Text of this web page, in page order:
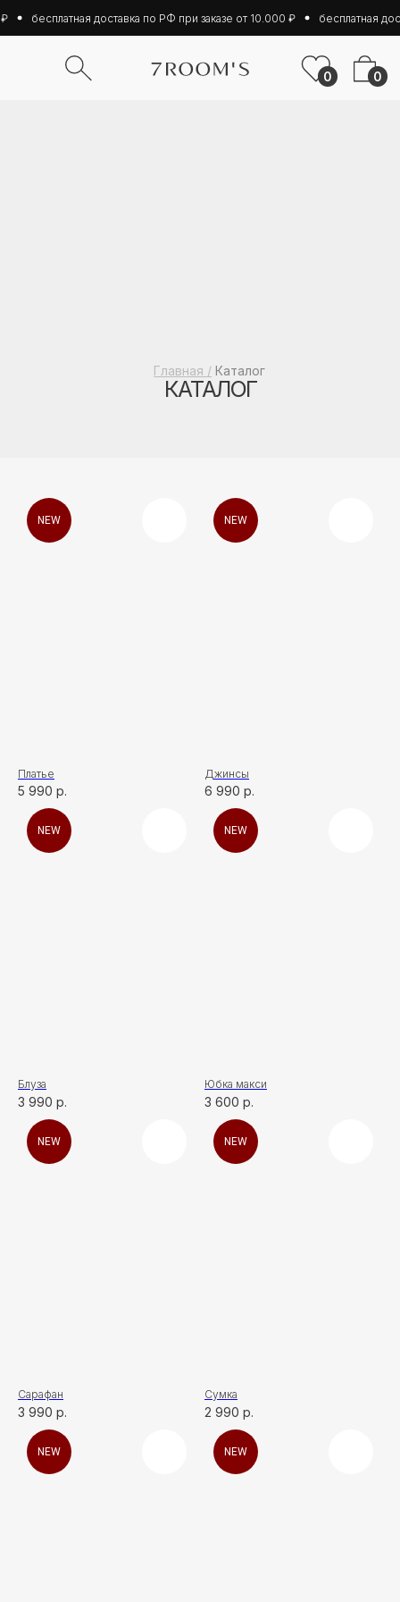
бесплатная доставка по РФ при заказе от 10.000 ₽ бесплатная
NEW
Платье
5 990 р.
NEW
Джинсы
6 990 р.
NEW
Блуза
3 990 р.
NEW
Юбка макси
3 600 р.
NEW
Сарафан
3 990 р.
NEW
Сумка
2 990 р.
NEW NEW